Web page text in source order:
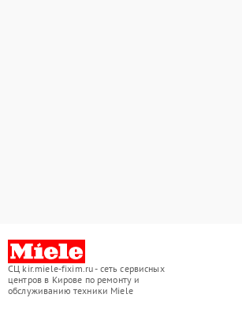
СЦ kir.miele-fixim.ru - сеть сервисных
центров в Кирове по ремонту и
обслуживанию техники Miele